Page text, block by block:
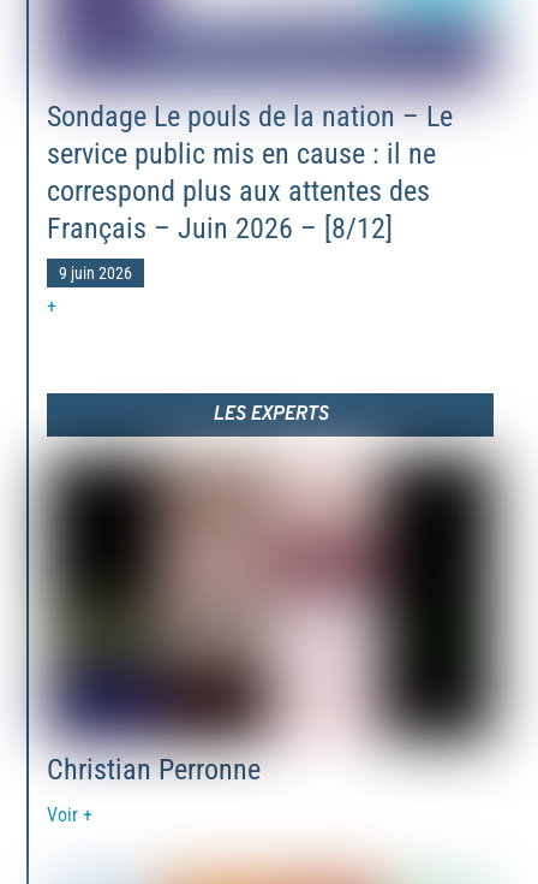
Sondage Le pouls de la nation – Le
service public mis en cause : il ne
correspond plus aux attentes des
Français – Juin 2026 – [8/12]
9 juin 2026
+
LES EXPERTS
Christian Perronne
Voir +